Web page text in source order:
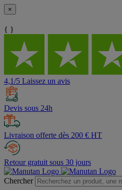
×
{ }
4,1/5 Laissez un avis
Devis sous 24h
Livraison offerte dès 200 € HT
Retour gratuit sous 30 jours
Chercher